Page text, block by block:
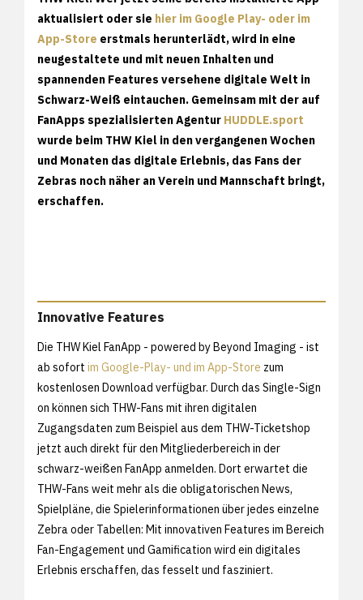
aktualisiert oder sie hier im Google Play- oder im
App-Store erstmals herunterlädt, wird in eine
neugestaltete und mit neuen Inhalten und
spannenden Features versehene digitale Welt in
Schwarz-Weiß eintauchen. Gemeinsam mit der auf
FanApps spezialisierten Agentur HUDDLE.sport
wurde beim THW Kiel in den vergangenen Wochen
und Monaten das digitale Erlebnis, das Fans der
Zebras noch näher an Verein und Mannschaft bringt,
erschaffen.
Innovative Features
Die THW Kiel FanApp - powered by Beyond Imaging - ist
ab sofort im Google-Play- und im App-Store zum
kostenlosen Download verfügbar. Durch das Single-Sign
on können sich THW-Fans mit ihren digitalen
Zugangsdaten zum Beispiel aus dem THW-Ticketshop
jetzt auch direkt für den Mitgliederbereich in der
schwarz-weißen FanApp anmelden. Dort erwartet die
THW-Fans weit mehr als die obligatorischen News,
Spielpläne, die Spielerinformationen über jedes einzelne
Zebra oder Tabellen: Mit innovativen Features im Bereich
Fan-Engagement und Gamification wird ein digitales
Erlebnis erschaffen, das fesselt und fasziniert.